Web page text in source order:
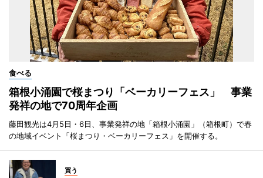
食べる
箱根小涌園で桜まつり「ベーカリーフェス」 事業
発祥の地で70周年企画
藤田観光は4月5日・6日、事業発祥の地「箱根小涌園」（箱根町）で春
の地域イベント「桜まつり・ベーカリーフェス」を開催する。
買う